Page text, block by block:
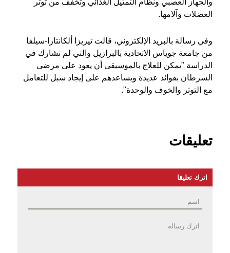
والجهاز العصبي ونظام التمثيل الغذائي وتخفف من توتر
العضلات وآلامها.
وفي رسالة بالبريد الإلكتروني، قالت تيريزا ألكانتارا-سيلفا
من جامعة جوياس الاتحادية بالبرازيل والتي لم تشارك في
الدراسة "يمكن للعلاج بالموسيقى أن يعود على مرضى
السرطان بفوائد عديدة ويساعدهم على إيجاد سبل للتعامل
مع التوتر والخوف والوحدة".
تعليقات
اترك تعليقا